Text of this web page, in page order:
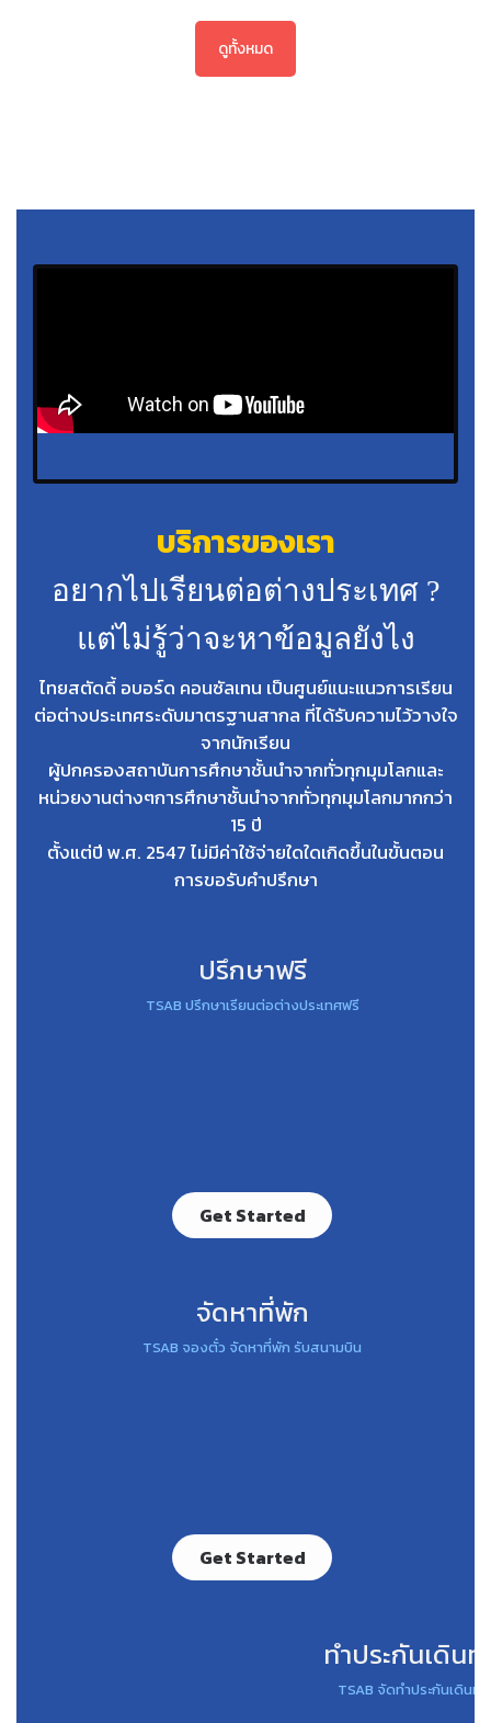
ดูทั้งหมด
บริการของเรา
อยากไปเรียนต่อต่างประเทศ ?
แต่ไม่รู้ว่าจะหาข้อมูลยังไง
ไทยสตัดดี้ อบอร์ด คอนซัลเทน เป็นศูนย์แนะแนวการเรียน
ต่อต่างประเทศระดับมาตรฐานสากล ที่ได้รับความไว้วางใจ
จากนักเรียน
ผู้ปกครองสถาบันการศึกษาชั้นนำจากทั่วทุกมุมโลกและ
หน่วยงานต่างๆการศึกษาชั้นนำจากทั่วทุกมุมโลกมากกว่า
15 ปี
ตั้งแต่ปี พ.ศ. 2547 ไม่มีค่าใช้จ่ายใดใดเกิดขึ้นในขั้นตอน
การขอรับคำปรึกษา
ปรึกษาฟรี
TSAB ปรึกษาเรียนต่อต่างประเทศฟรี
Get Started
จัดหาที่พัก
TSAB จองตั๋ว จัดหาที่พัก รับสนามบิน
Get Started
ทำประกันเดินท
TSAB จัดทำประกันเดินท